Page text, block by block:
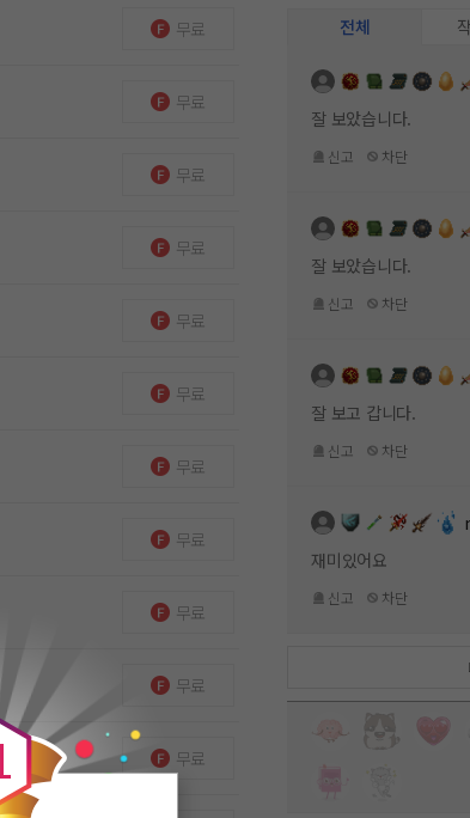
무료
무료
무료
무료
무료
무료
무료
무료
무료
무료
무료
전체
잘 보았습니다.
신고 차단
잘 보았습니다.
신고 차단
잘 보고 갑니다.
신고 차단
재미있어요
신고 차단